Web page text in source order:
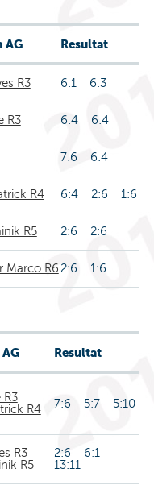
AG Resultat
R3 6:1 6:3
R3 6:4 6:4
7:6 6:4
R4 6:4 2:6 1:6
R5 2:6 2:6
Marco R6 2:6 1:6
Resultat
R3
R4
7:6 5:7 5:10
R3
R5
2:6 6:1
13:11